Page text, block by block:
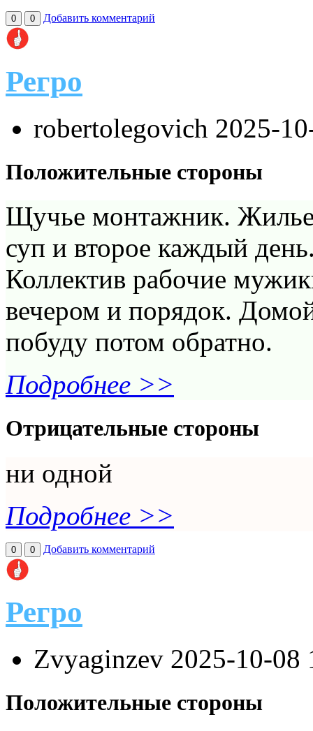
0 0 Добавить комментарий
Регро
robertolegovich 2025-
Положительные стороны
Щучье монтажник. Жилье
суп и второе каждый
Коллектив рабочие
вечером и порядок.
побуду потом обратно.
Подробнее >>
Отрицательные стороны
ни одной
Подробнее >>
0 0 Добавить комментарий
Регро
Zvyaginzev 2025-10-08
Положительные стороны